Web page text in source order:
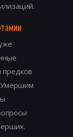
предков
Умершим